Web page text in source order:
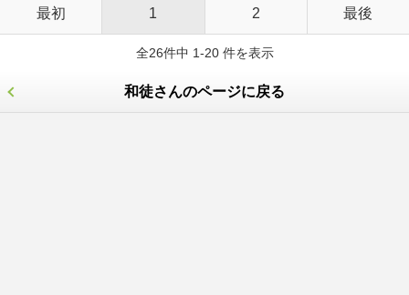
最初 1 2 最後
全26件中 1-20 件を表示
和徒さんのページに戻る